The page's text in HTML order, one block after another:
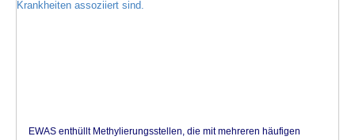
EWAS enthüllt Methylierungsstellen, die mit mehreren häufigen